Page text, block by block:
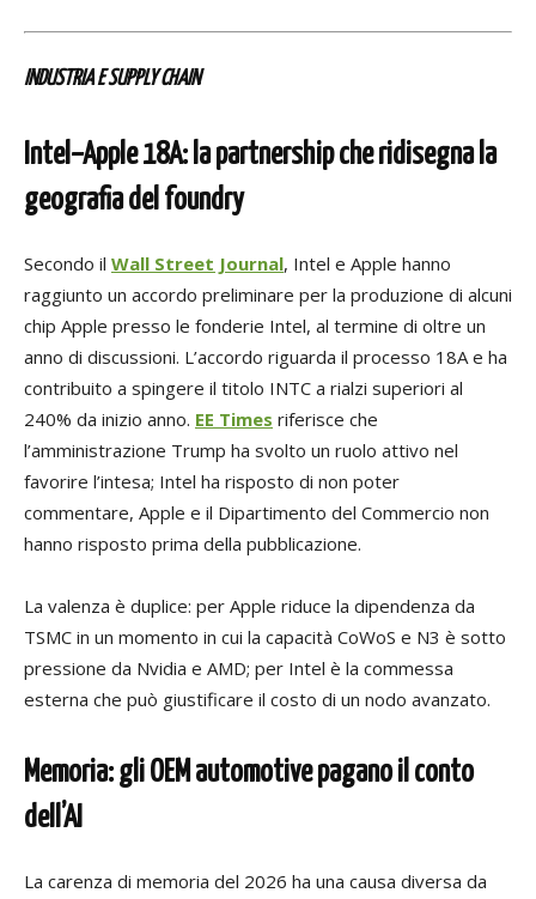
INDUSTRIA E SUPPLY CHAIN
Intel–Apple 18A: la partnership che ridisegna la
geografia del foundry
Secondo il Wall Street Journal, Intel e Apple hanno
raggiunto un accordo preliminare per la produzione di alcuni
chip Apple presso le fonderie Intel, al termine di oltre un
anno di discussioni. L’accordo riguarda il processo 18A e ha
contribuito a spingere il titolo INTC a rialzi superiori al
240% da inizio anno. EE Times riferisce che
l’amministrazione Trump ha svolto un ruolo attivo nel
favorire l’intesa; Intel ha risposto di non poter
commentare, Apple e il Dipartimento del Commercio non
hanno risposto prima della pubblicazione.
La valenza è duplice: per Apple riduce la dipendenza da
TSMC in un momento in cui la capacità CoWoS e N3 è sotto
pressione da Nvidia e AMD; per Intel è la commessa
esterna che può giustificare il costo di un nodo avanzato.
Memoria: gli OEM automotive pagano il conto
dell’AI
La carenza di memoria del 2026 ha una causa diversa da